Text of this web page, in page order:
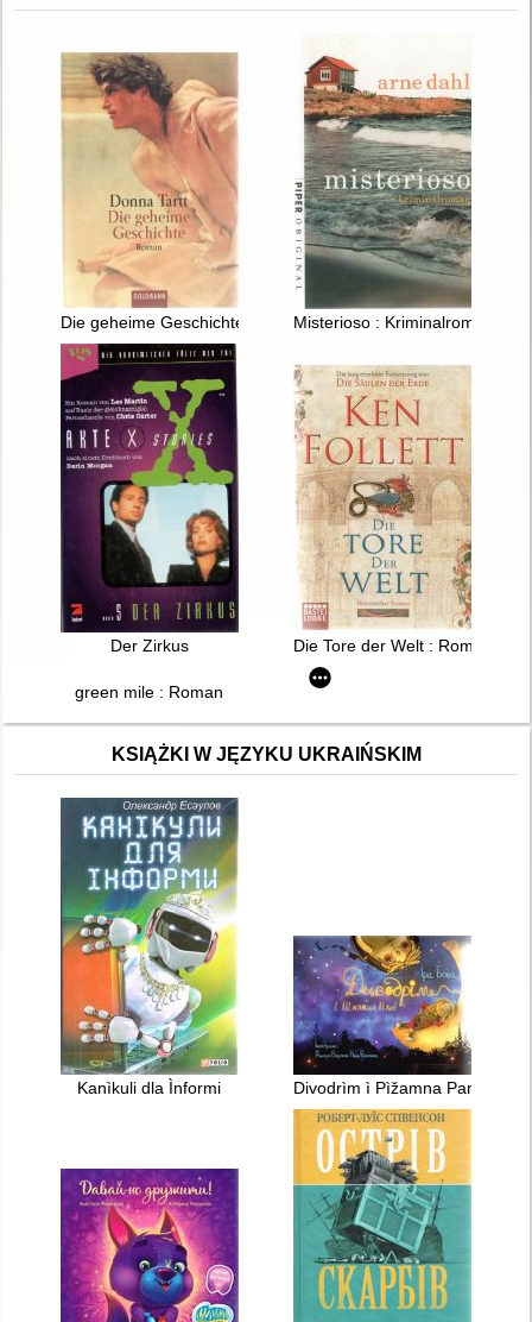
Die geheime Geschichte Misterioso : Kriminalroman
Der Zirkus Die Tore der Welt : Roman
green mile : Roman
KSIĄŻKI W JĘZYKU UKRAIŃSKIM
Kanìkuli dla Ìnformi Divodrìm ì Pìžamna Panì